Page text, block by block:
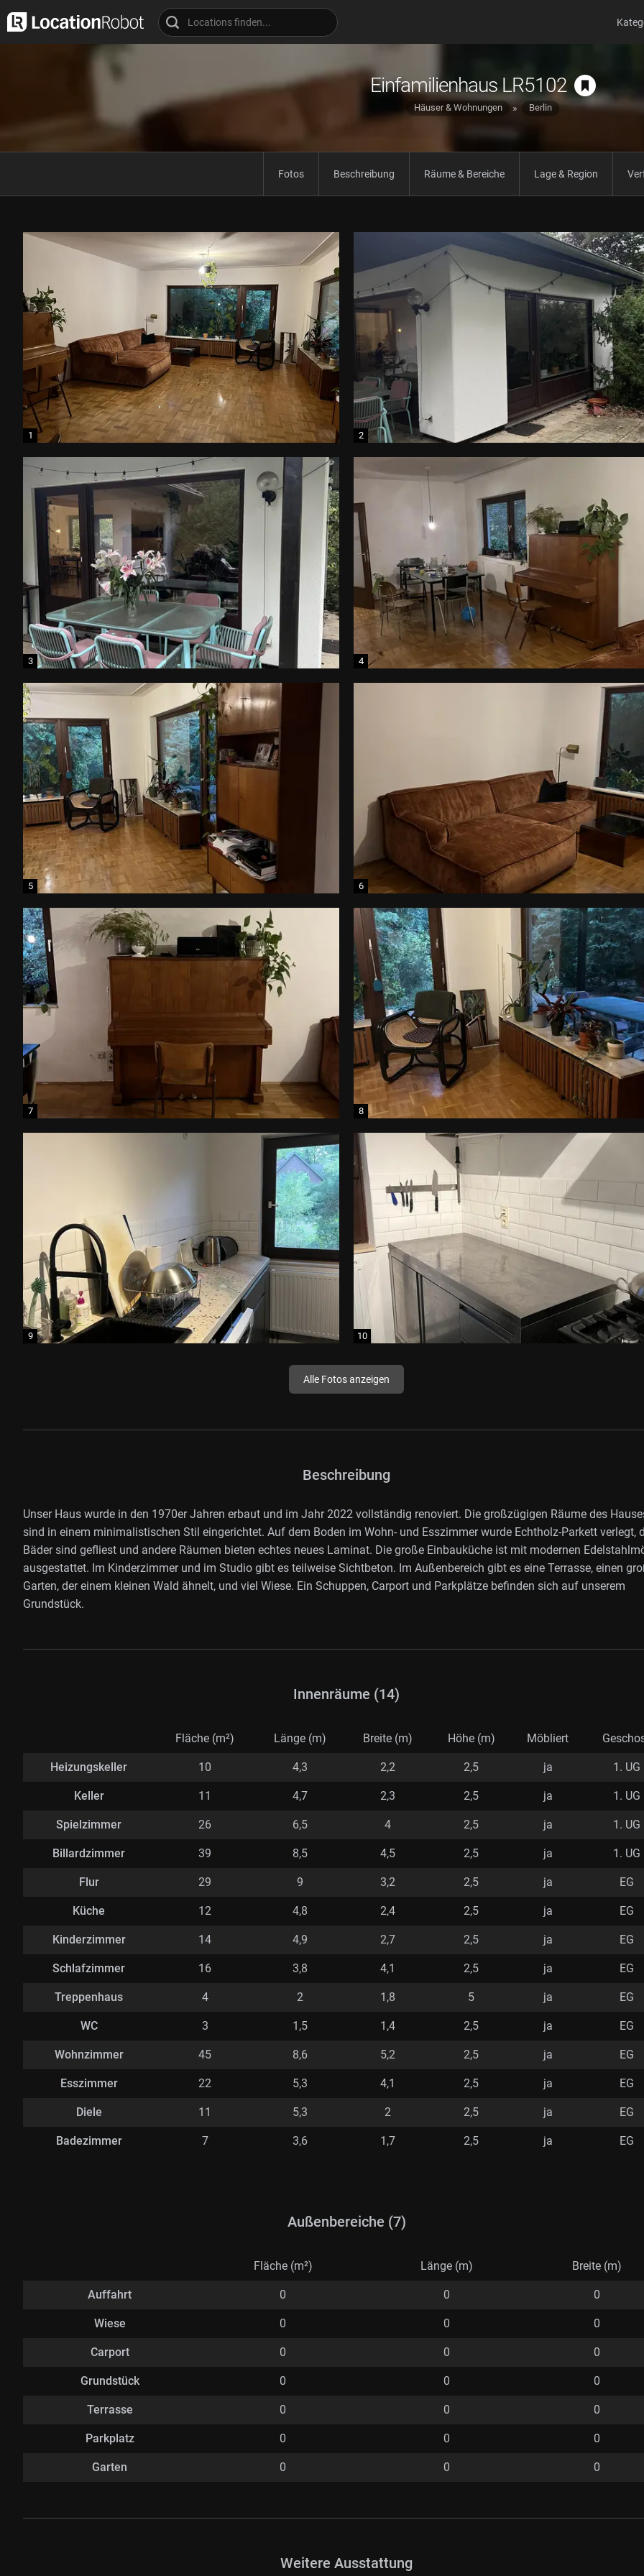
Einfamilienhaus LR5102
Häuser & Wohnungen Berlin
Fotos Beschreibung Räume & Bereiche Lage & Region
Alle Fotos anzeigen
Beschreibung
Unser Haus wurde in den 1970er Jahren erbaut und im Jahr 2022 vollständig renoviert. Die großzügigen Räume des
sind in einem minimalistischen Stil eingerichtet. Auf dem Boden im Wohn- und Esszimmer wurde Echtholz-Parkett verlegt,
Bäder sind gefliest und andere Räumen bieten echtes neues Laminat. Die große Einbauküche ist mit modernen
ausgestattet. Im Kinderzimmer und im Studio gibt es teilweise Sichtbeton. Im Außenbereich gibt es eine Terrasse, einen
Garten, der einem kleinen Wald ähnelt, und viel Wiese. Ein Schuppen, Carport und Parkplätze befinden sich auf unserem
Grundstück.
Innenräume (14)
Fläche (m²) Länge (m) Breite (m) Höhe (m) Möbliert
Heizungskeller 10 4,3 2,2 2,5 ja 1. UG
Keller 11 4,7 2,3 2,5 ja 1. UG
Spielzimmer 26 6,5 4 2,5 ja 1. UG
Billardzimmer 39 8,5 4,5 2,5 ja 1. UG
Flur 29 9 3,2 2,5 ja EG
Küche 12 4,8 2,4 2,5 ja EG
Kinderzimmer 14 4,9 2,7 2,5 ja EG
Schlafzimmer 16 3,8 4,1 2,5 ja EG
Treppenhaus 4 2 1,8 5 ja EG
WC 3 1,5 1,4 2,5 ja EG
Wohnzimmer 45 8,6 5,2 2,5 ja EG
Esszimmer 22 5,3 4,1 2,5 ja EG
Diele 11 5,3 2 2,5 ja EG
Badezimmer 7 3,6 1,7 2,5 ja EG
Außenbereiche (7)
Fläche (m²) Länge (m) Breite (m)
Auffahrt 0 0 0
Wiese 0 0 0
Carport 0 0 0
Grundstück 0 0 0
Terrasse 0 0 0
Parkplatz 0 0 0
Garten 0 0 0
Weitere Ausstattung